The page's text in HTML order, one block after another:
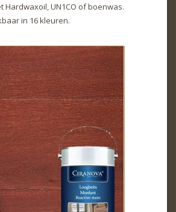
Hardwaxoil, UN1CO of boenwas.
in 16 kleuren.